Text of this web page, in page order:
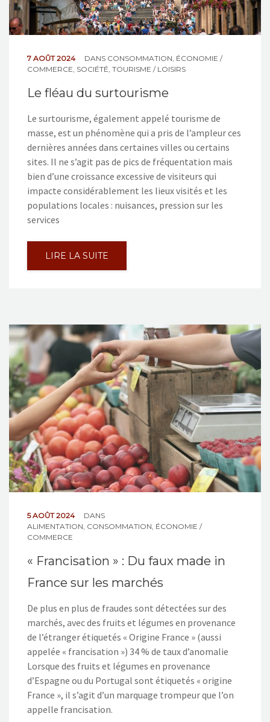
7 AOÛT 2024 DANS CONSOMMATION ÉCONOMIE /
COMMERCE SOCIÉTÉ TOURISME / LOISIRS
Le fléau du surtourisme
Le surtourisme, également appelé tourisme de
masse, est un phénomène qui a pris de l’ampleur ces
dernières années dans certaines villes ou certains
sites. Il ne s’agit pas de pics de fréquentation mais
bien d’une croissance excessive de visiteurs qui
impacte considérablement les lieux visités et les
populations locales : nuisances, pression sur les
services
LIRE LA SUITE
5 AOÛT 2024
DANS
ALIMENTATION, CONSOMMATION, ÉCONOMIE /
COMMERCE
« Francisation » : Du faux made in
France sur les marchés
De plus en plus de fraudes sont détectées sur des
marchés, avec des fruits et légumes en provenance
de l’étranger étiquetés « Origine France » (aussi
appelée « francisation ») 34 % de taux d’anomalie
Lorsque des fruits et légumes en provenance
d’Espagne ou du Portugal sont étiquetés « origine
France », il s’agit d’un marquage trompeur que l’on
appelle francisation.